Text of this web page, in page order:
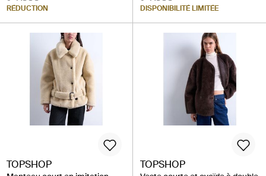
RÉDUCTION DISPONIBILITÉ LIMITÉE
TOPSHOP TOPSHOP